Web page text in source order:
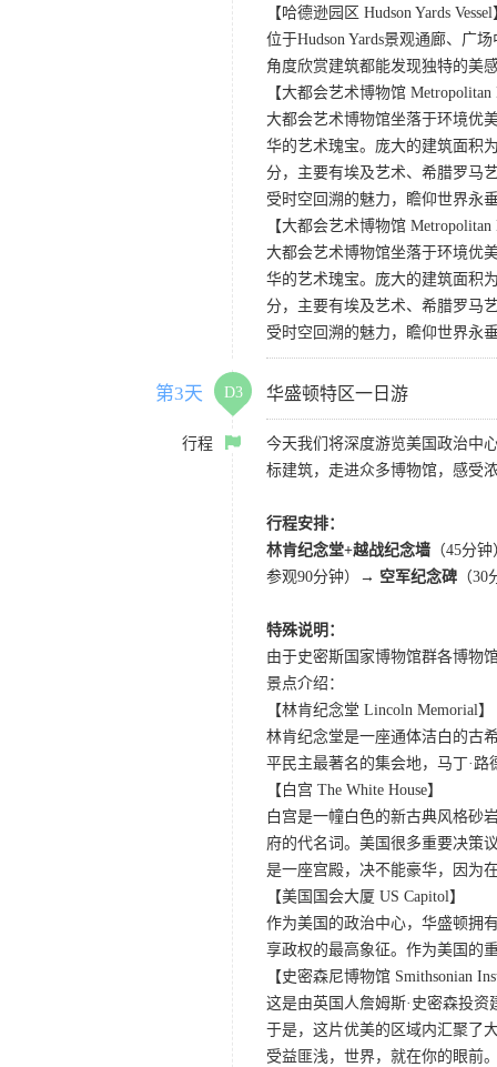
【哈德逊园区 Hudson Yards Vessel
位于Hudson Yards景观通廊、广
角度欣赏建筑都能发现独特的美
【大都会艺术博物馆
大都会艺术博物馆坐落于环境优
华的艺术瑰宝。庞大的建筑面积
分，主要有埃及艺术、希腊罗马
受时空回溯的魅力，瞻仰世界永
【大都会艺术博物馆
大都会艺术博物馆坐落于环境优
华的艺术瑰宝。庞大的建筑面积
分，主要有埃及艺术、希腊罗马
受时空回溯的魅力，瞻仰世界永
第3天 D3 华盛顿特区一日游
行程
今天我们将深度游览美国政治中
标建筑，走进众多博物馆，感受
行程安排：
林肯纪念堂+越战纪念墙 （45分
参观90分钟）
→ 空军纪念碑 （30
特殊说明：
由于史密斯国家博物馆群各博物
景点介绍：
【林肯纪念堂 Lincoln Memorial】
林肯纪念堂是一座通体洁白的古
平民主最著名的集会地，马丁·
【白宫 The White House】
白宫是一幢白色的新古典风格砂
府的代名词。美国很多重要决策
是一座宫殿，决不能豪华，因为
【美国国会大厦 US Capitol】
作为美国的政治中心，华盛顿拥
享政权的最高象征。作为美国的
【史密森尼博物馆 Smithsonian
这是由英国人詹姆斯·史密森投
于是，这片优美的区域内汇聚了
受益匪浅，世界，就在你的眼前